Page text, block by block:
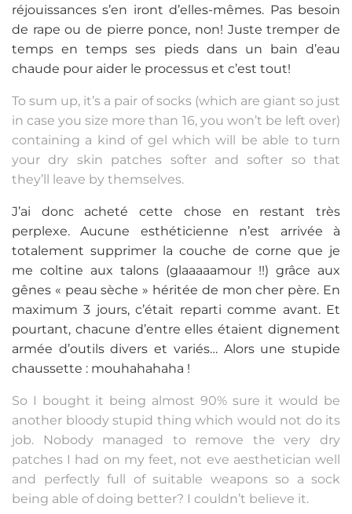
réjouissances s’en iront d’elles-mêmes. Pas besoin
de rape ou de pierre ponce, non! Juste tremper de
temps en temps ses pieds dans un bain d’eau
chaude pour aider le processus et c’est tout!
To sum up, it’s a pair of socks (which are giant so just
in case you size more than 16, you won’t be left over)
containing a kind of gel which will be able to turn
your dry skin patches softer and softer so that
they’ll leave by themselves.
J’ai donc acheté cette chose en restant très
perplexe. Aucune esthéticienne n’est arrivée à
totalement supprimer la couche de corne que je
me coltine aux talons (glaaaaamour !!) grâce aux
gênes « peau sèche » héritée de mon cher père. En
maximum 3 jours, c’était reparti comme avant. Et
pourtant, chacune d’entre elles étaient dignement
armée d’outils divers et variés… Alors une stupide
chaussette : mouhahahaha !
So I bought it being almost 90% sure it would be
another bloody stupid thing which would not do its
job. Nobody managed to remove the very dry
patches I had on my feet, not eve aesthetician well
and perfectly full of suitable weapons so a sock
being able of doing better? I couldn’t believe it.